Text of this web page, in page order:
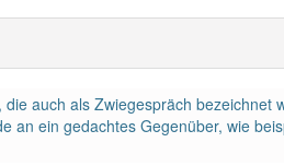
-unterredungaber mit einem
auch als Zwiegespräch bezeichnet
an ein gedachtes Gegenüber, wie